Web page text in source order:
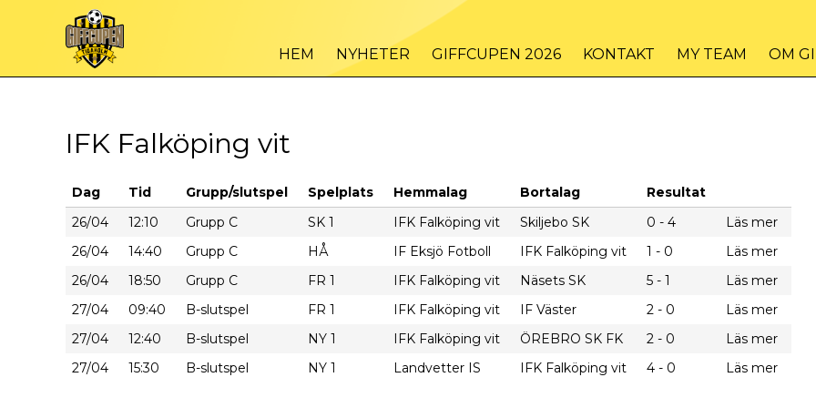
HEM NYHETER GIFFCUPEN 2026 KONTAKT MY TEAM OM
IFK Falköping vit
Dag Tid Grupp/slutspel Spelplats Hemmalag Bortalag
Resultat
26/04
12:10 Grupp C SK 1 IFK Falköping vit Skiljebo SK 0 - 4
Läs mer
26/04
14:40 Grupp C HÅ IF Eksjö Fotboll IFK Falköping vit 1 - 0
Läs mer
26/04
18:50 Grupp C FR 1 IFK Falköping vit Näsets SK 5 - 1
Läs mer
27/04
09:40 B-slutspel FR 1 IFK Falköping vit IF Väster 2 - 0
Läs mer
27/04
12:40 B-slutspel NY 1 IFK Falköping vit ÖREBRO SK FK 2 - 0
Läs mer
27/04
15:30 B-slutspel NY 1 Landvetter IS IFK Falköping vit 4 - 0 Läs mer